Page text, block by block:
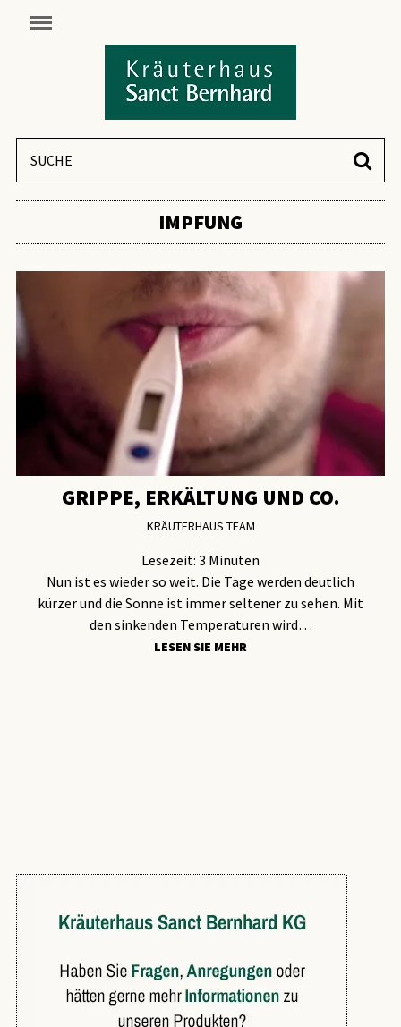
IMPFUNG
GRIPPE, ERKÄLTUNG UND CO.
KRÄUTERHAUS TEAM
Lesezeit: 3 Minuten
Nun ist es wieder so weit. Die Tage werden deutlich
kürzer und die Sonne ist immer seltener zu sehen. Mit
den sinkenden Temperaturen wird…
LESEN SIE MEHR